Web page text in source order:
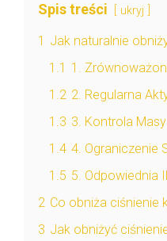
Spis treści ukryj
1 Jak naturalnie
1.1 1.
1.2 2. Regularna
1.3 3. Kontrola Masy
1.4 4. Ograniczenie
1.5 5. Odpowiednia
2 Co obniża ciśnienie
3 Jak obniżyć